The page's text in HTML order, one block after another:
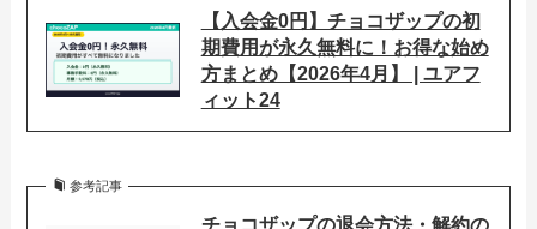
【入会金0円】チョコザップの初
期費用が永久無料に！お得な始め
方まとめ【2026年4月】 | ユアフ
ィット24
参考記事
チョコザップの退会方法・解約の